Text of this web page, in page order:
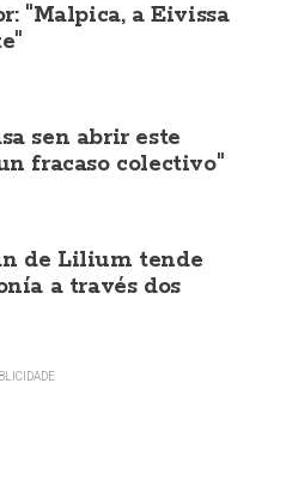
"Malpica, a Eivissa
sen abrir este
fracaso colectivo"
de Lilium tende
a través dos